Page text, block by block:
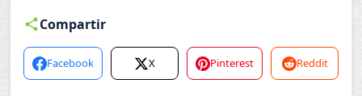
Compartir
Facebook X Pinterest Reddit